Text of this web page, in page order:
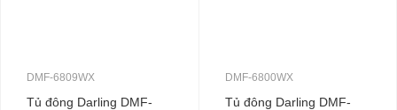
DMF-6809WX
Tủ đông Darling DMF-
DMF-6800WX
Tủ đông Darling DMF-